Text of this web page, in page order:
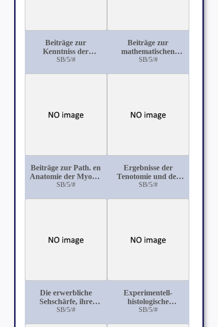
Beiträge zur
Kenntniss der
Retinitis pigmentosa
SB/5/#
Beiträge zur
mathematischen
Berechnung der
SB/5/#
Beiträge zur Path. en
Anatomie der Myopie
und des
SB/5/#
Ergebnisse der
Tenotomie und der
Muskelvorlagerung
SB/5/#
Die erwerbliche
Sehschärfe, ihre
Untersuchung und
SB/5/#
Experimentell-
histologische
Untersuchungen über
SB/5/#